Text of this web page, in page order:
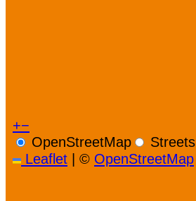
+−
OpenStreetMap
Streets
Leaflet | © OpenStreetMap